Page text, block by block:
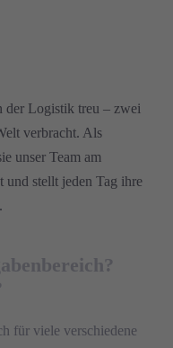
der Logistik treu – zwei
verbracht. Als
unser Team am
stellt jeden Tag ihre
für viele verschiedene